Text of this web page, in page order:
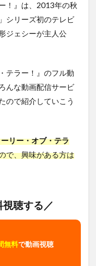
！』は、2013年の秋
シリーズ初のテレビ
ジェシーが主人公
テラー！』のフル動
んな動画配信サービ
ので紹介していこう
リー・オブ・テラ
で、興味がある方は
聴する／
無料で動画視聴